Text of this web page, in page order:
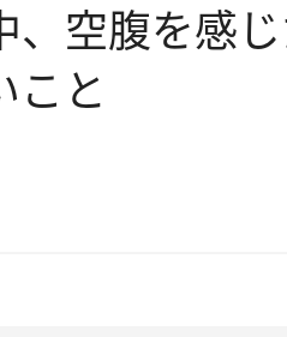
、空腹を感
こと